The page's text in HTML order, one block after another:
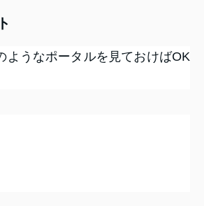
ようなポータルを見ておけばOK